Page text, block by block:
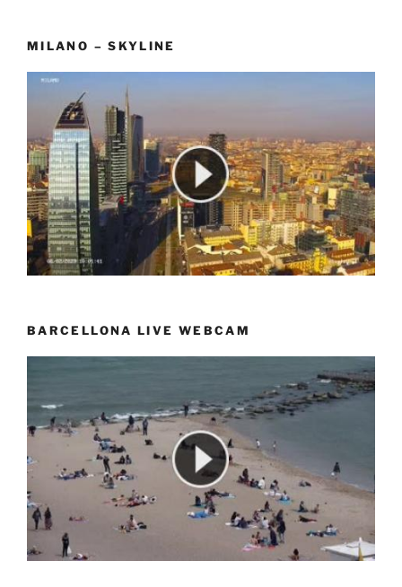
MILANO – SKYLINE
BARCELLONA LIVE WEBCAM